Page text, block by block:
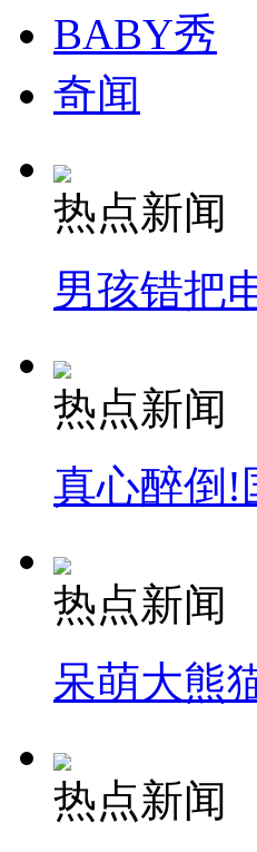
BABY秀
奇闻
热点新闻
男孩错把
热点新闻
真心醉倒!
热点新闻
呆萌大熊
热点新闻